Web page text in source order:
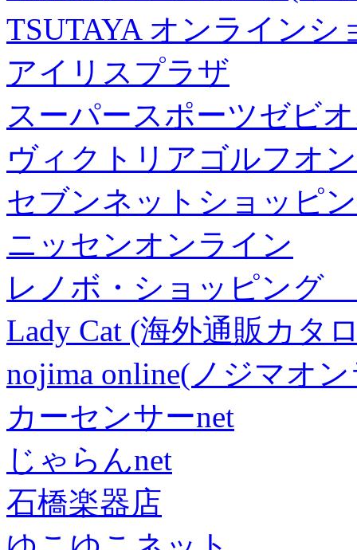
TSUTAYA オンラインシ
アイリスプラザ
スーパースポーツゼビ
ヴィクトリアゴルフオ
セブンネットショッピ
ニッセンオンライン
レノボ・ショッピング
Lady Cat (海外通販カタ
nojima online(ノジマオ
カーセンサーnet
じゃらんnet
石橋楽器店